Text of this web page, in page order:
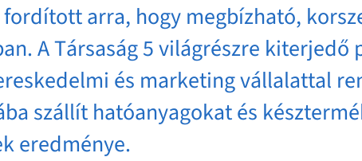
arra, hogy megbízható,
A Társaság 5 világrészre kiterjedő
és marketing vállalattal
szállít hatóanyagokat és
eredménye.